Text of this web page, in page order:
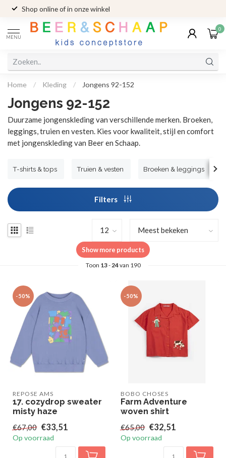
Shop online of in onze winkel
MENU
0
Home / Kleding / Jongens 92-152
Jongens 92-152
Duurzame jongenskleding van verschillende merken. Broeken,
leggings, truien en vesten. Kies voor kwaliteit, stijl en comfort
met jongenskleding van Beer en Schaap.
T-shirts & tops Truien & vesten Broeken & leggings
Filters
Show more products
Toon 13-24van 190
-50%
REPOSE AMS
17. cozydrop sweater
misty haze
€67,00 €33,51
Op voorraad
-50%
BOBO CHOSES
Farm Adventure
woven shirt
€65,00 €32,51
Op voorraad